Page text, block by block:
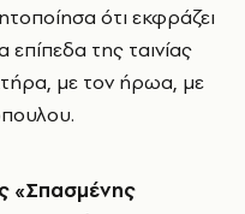
ότι εκφράζει
επίπεδα της ταινίας
με τον ήρωα, με
«Σπασμένης